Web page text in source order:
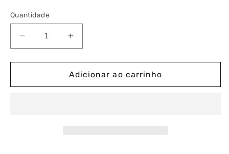
Quantidade
Diminuir
a
quantidade
Descarregador
Aumentar
a
quantidade
de
Descarregador
Adicionar ao carrinho